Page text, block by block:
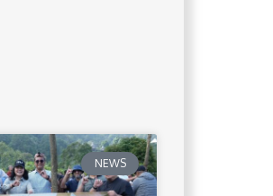
NEWS